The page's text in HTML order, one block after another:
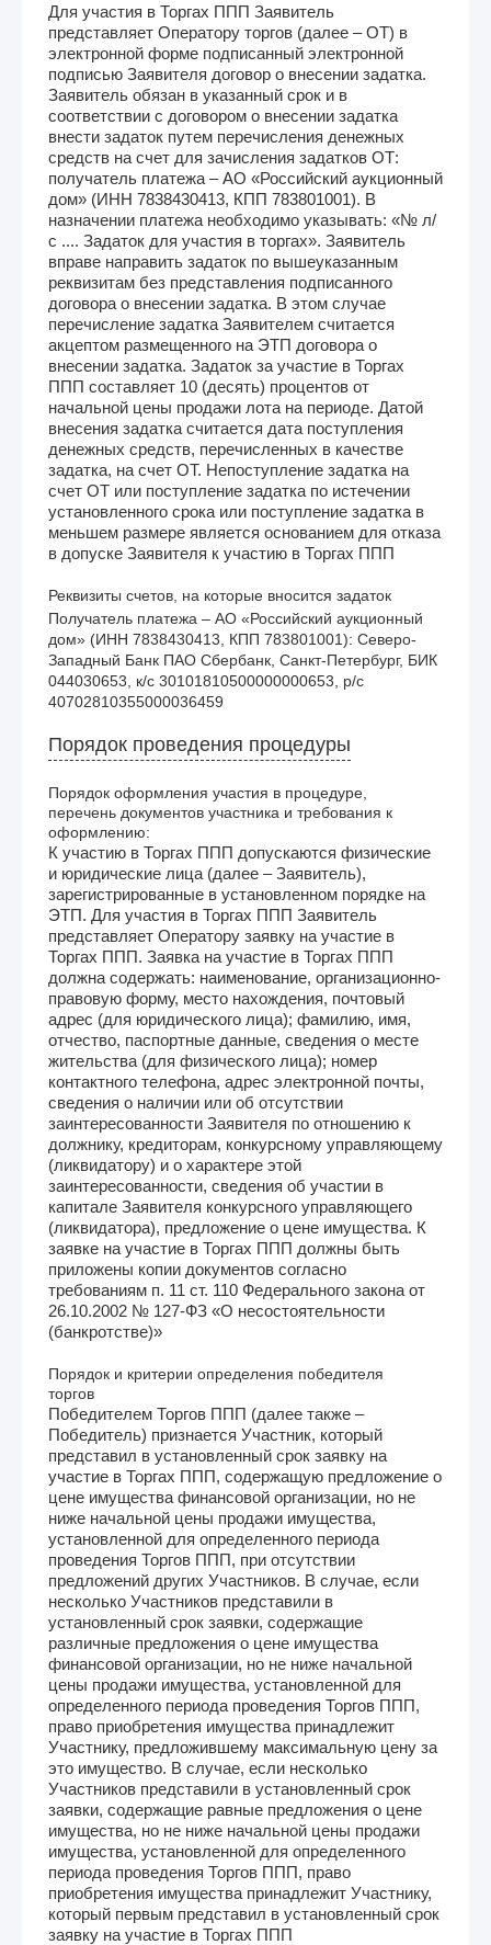
Для участия в Торгах ППП Заявитель
представляет Оператору торгов (далее – ОТ) в
электронной форме подписанный электронной
подписью Заявителя договор о внесении задатка.
Заявитель обязан в указанный срок и в
соответствии с договором о внесении задатка
внести задаток путем перечисления денежных
средств на счет для зачисления задатков ОТ:
получатель платежа – АО «Российский аукционный
дом» (ИНН 7838430413, КПП 783801001). В
назначении платежа необходимо указывать: «№ л/
с .... Задаток для участия в торгах». Заявитель
вправе направить задаток по вышеуказанным
реквизитам без представления подписанного
договора о внесении задатка. В этом случае
перечисление задатка Заявителем считается
акцептом размещенного на ЭТП договора о
внесении задатка. Задаток за участие в Торгах
ППП составляет 10 (десять) процентов от
начальной цены продажи лота на периоде. Датой
внесения задатка считается дата поступления
денежных средств, перечисленных в качестве
задатка, на счет ОТ. Непоступление задатка на
счет ОТ или поступление задатка по истечении
установленного срока или поступление задатка в
меньшем размере является основанием для отказа
в допуске Заявителя к участию в Торгах ППП
Реквизиты счетов, на которые вносится задаток
Получатель платежа – АО «Российский аукционный
дом» (ИНН 7838430413, КПП 783801001): Северо-
Западный Банк ПАО Сбербанк, Санкт-Петербург, БИК
044030653, к/с 30101810500000000653, р/с
40702810355000036459
Порядок проведения процедуры
Порядок оформления участия в процедуре,
перечень документов участника и требования к
оформлению:
К участию в Торгах ППП допускаются физические
и юридические лица (далее – Заявитель),
зарегистрированные в установленном порядке на
ЭТП. Для участия в Торгах ППП Заявитель
представляет Оператору заявку на участие в
Торгах ППП. Заявка на участие в Торгах ППП
должна содержать: наименование, организационно-
правовую форму, место нахождения, почтовый
адрес (для юридического лица); фамилию, имя,
отчество, паспортные данные, сведения о месте
жительства (для физического лица); номер
контактного телефона, адрес электронной почты,
сведения о наличии или об отсутствии
заинтересованности Заявителя по отношению к
должнику, кредиторам, конкурсному управляющему
(ликвидатору) и о характере этой
заинтересованности, сведения об участии в
капитале Заявителя конкурсного управляющего
(ликвидатора), предложение о цене имущества. К
заявке на участие в Торгах ППП должны быть
приложены копии документов согласно
требованиям п. 11 ст. 110 Федерального закона от
26.10.2002 № 127-ФЗ «О несостоятельности
(банкротстве)»
Порядок и критерии определения победителя
торгов
Победителем Торгов ППП (далее также –
Победитель) признается Участник, который
представил в установленный срок заявку на
участие в Торгах ППП, содержащую предложение о
цене имущества финансовой организации, но не
ниже начальной цены продажи имущества,
установленной для определенного периода
проведения Торгов ППП, при отсутствии
предложений других Участников. В случае, если
несколько Участников представили в
установленный срок заявки, содержащие
различные предложения о цене имущества
финансовой организации, но не ниже начальной
цены продажи имущества, установленной для
определенного периода проведения Торгов ППП,
право приобретения имущества принадлежит
Участнику, предложившему максимальную цену за
это имущество. В случае, если несколько
Участников представили в установленный срок
заявки, содержащие равные предложения о цене
имущества, но не ниже начальной цены продажи
имущества, установленной для определенного
периода проведения Торгов ППП, право
приобретения имущества принадлежит Участнику,
который первым представил в установленный срок
заявку на участие в Торгах ППП